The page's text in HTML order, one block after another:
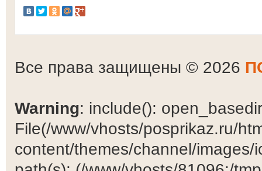
Все права защищены © 2026
Warning: include():
File(/www/vhosts/posprikaz.ru/
content/themes/channel/